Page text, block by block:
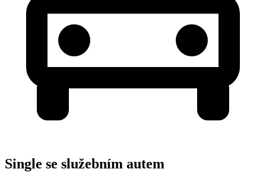
Single se služebním autem